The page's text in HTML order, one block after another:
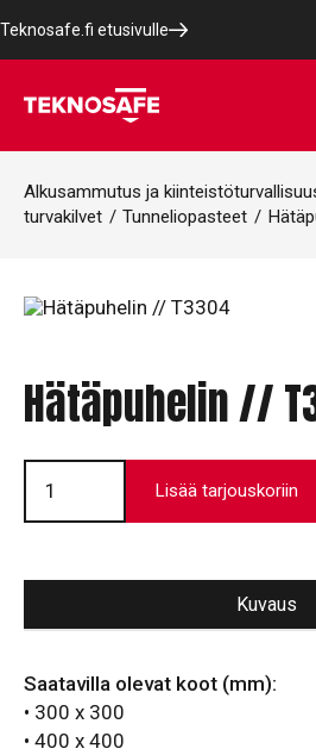
Teknosafe.fi etusivulle
Alkusammutus ja
turvakilvet / Tunneliopasteet /
Hätäpuhelin //
Hätäpuhelin
T3304
määrä
Lisää tarjouskoriin
Kuvaus
Saatavilla olevat koot (mm):
• 300 x 300
• 400 x 400